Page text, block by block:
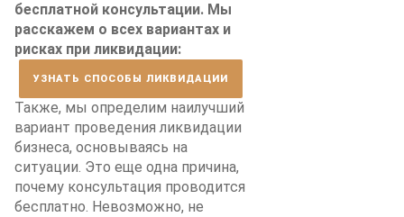
бесплатной консультации. Мы
расскажем о всех вариантах и
рисках при ликвидации:
УЗНАТЬ СПОСОБЫ ЛИКВИДАЦИИ
Также, мы определим наилучший
вариант проведения ликвидации
бизнеса, основываясь на
ситуации. Это еще одна причина,
почему консультация проводится
бесплатно. Невозможно, не